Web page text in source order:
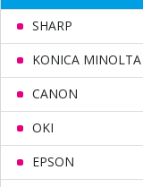
SHARP
KONICA MINOLTA
CANON
OKI
EPSON